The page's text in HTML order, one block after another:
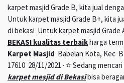
karpet masjid Grade B, kita jual
Untuk karpet masjid Grade B+, kita
di bekasi Untuk karpet masjid Grade
BEKASI kualitas terbaikharga
Karpet Masjid Babelan Kota, Kec
17610 28/11/2021 · ⭐ Sedang
karpet mesjid di Bekasibisa